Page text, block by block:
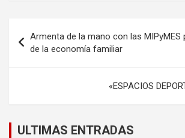
de
entradas
Armenta de la mano con las MIPyMES
de la economía familiar
«ESPACIOS
ULTIMAS ENTRADAS